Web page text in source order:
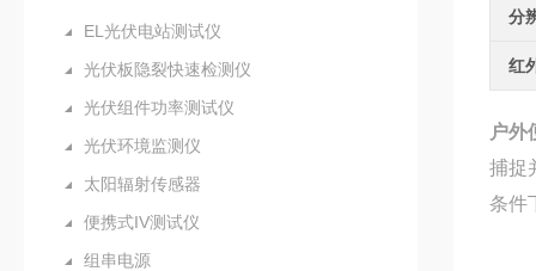
EL光伏电站测试仪
光伏板隐裂快速检测仪
光伏组件功率测试仪
光伏环境监测仪
太阳辐射传感器
便携式IV测试仪
组串电源
分
红
户外
捕捉
条件